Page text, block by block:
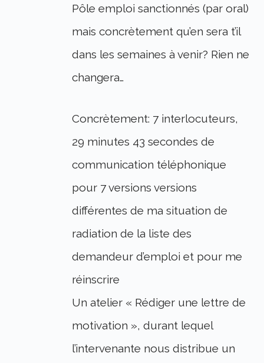
Pôle emploi sanctionnés (par oral)
mais concrètement qu’en sera t’il
dans les semaines à venir? Rien ne
changera…
Concrètement: 7 interlocuteurs,
29 minutes 43 secondes de
communication téléphonique
pour 7 versions versions
différentes de ma situation de
radiation de la liste des
demandeur d’emploi et pour me
réinscrire
Un atelier « Rédiger une lettre de
motivation », durant lequel
l’intervenante nous distribue un